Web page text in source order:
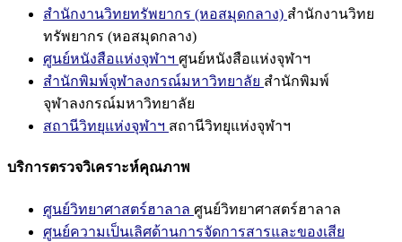
สำนักงานวิทยทรัพยากร (หอสมุดกลาง) สำนักงานวิทย
ทรัพยากร (หอสมุดกลาง)
ศูนย์หนังสือแห่งจุฬาฯ ศูนย์หนังสือแห่งจุฬาฯ
สำนักพิมพ์จุฬาลงกรณ์มหาวิทยาลัย สำนักพิมพ์
จุฬาลงกรณ์มหาวิทยาลัย
สถานีวิทยุแห่งจุฬาฯ สถานีวิทยุแห่งจุฬาฯ
บริการตรวจวิเคราะห์คุณภาพ
ศูนย์วิทยาศาสตร์ฮาลาล ศูนย์วิทยาศาสตร์ฮาลาล
ศูนย์ความเป็นเลิศด้านการจัดการสารและของเสีย